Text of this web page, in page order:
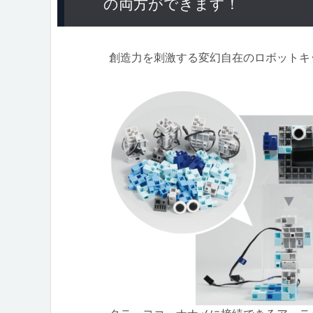
の両方ができます！
創造力を刺激する変幻自在のロボットキ